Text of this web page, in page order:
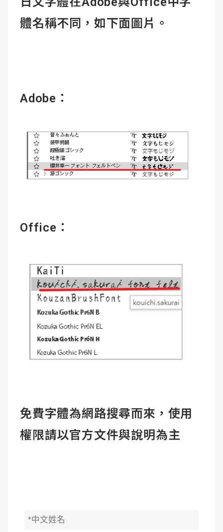
體名稱不同，如下面圖片。
Adobe：
Office：
免費字體為網路搜尋而來，使用
權限請以官方文件與說明為主